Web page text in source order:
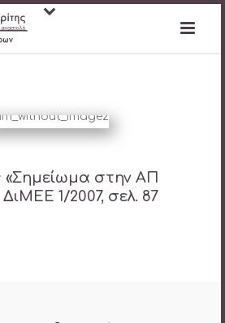
«Σημείωμα στην ΑΠ
1/2007, σελ. 87